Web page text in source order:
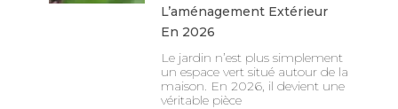
L’aménagement Extérieur
En 2026
Le jardin n’est plus simplement
un espace vert situé autour de la
maison. En 2026, il devient une
véritable pièce